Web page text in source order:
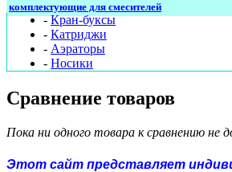
комплектующие для смесителей
-Кран-буксы
- Катриджи
- Аэраторы
- Носики
Сравнение товаров
Пока ни одного товара к сравнению не
Этот сайт представляет